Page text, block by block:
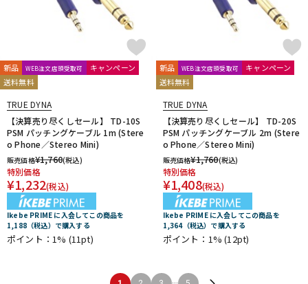
新品 WEB注文店頭受取可
キャンペーン
送料無料
TRUE DYNA
【決算売り尽くしセール】 TD-10S
PSM パッチングケーブル 1m (Stere
o Phone／Stereo Mini)
販売価格¥1,760(税込)
特別価格
¥1,232(税込)
Ikebe PRIME に入会してこの商品を
1,188（税込）で購入する
ポイント：1% (11pt)
新品 WEB注文店頭受取可
キャンペーン
送料無料
TRUE DYNA
【決算売り尽くしセール】 TD-20S
PSM パッチングケーブル 2m (Stere
o Phone／Stereo Mini)
販売価格¥1,760(税込)
特別価格
¥1,408(税込)
Ikebe PRIME に入会してこの商品を
1,364（税込）で購入する
ポイント：1%(12pt)
...